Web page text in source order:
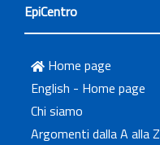
EpiCentro
Home page
English - Home page
Chi siamo
Argomenti dalla A alla Z